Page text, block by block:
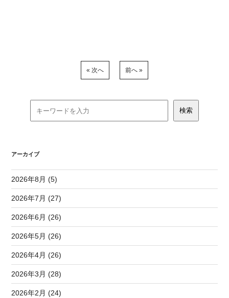
« 次へ 前へ »
アーカイブ
2026年8月 (5)
2026年7月 (27)
2026年6月 (26)
2026年5月 (26)
2026年4月 (26)
2026年3月 (28)
2026年2月 (24)